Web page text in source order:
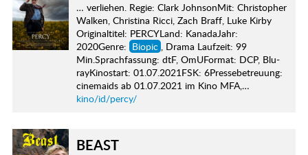
… verliehen. Regie: Clark JohnsonMit: Christopher
Walken, Christina Ricci, Zach Braff, Luke Kirby
Originaltitel: PERCYLand: KanadaJahr:
2020Genre: Biopic , Drama Laufzeit: 99
Min.Sprachfassung: dtF, OmUFormat: DCP, Blu-
rayKinostart: 01.07.2021FSK: 6Pressebetreuung:
cinemaids ab 01.07.2021 im Kino MFA,…
kino/id/percy/
BEAST